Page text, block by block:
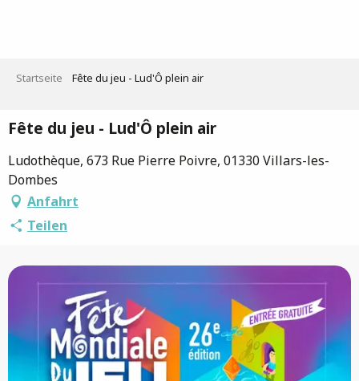
Startseite Fête du jeu - Lud'Ô plein air
Fête du jeu - Lud'Ô plein air
Ludothèque, 673 Rue Pierre Poivre, 01330 Villars-les-
Dombes
Anfahrt
Teilen